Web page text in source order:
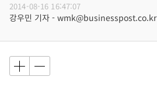
2014-08-16 16:47:07
강우민 기자 - wmk@businesspost.co.kr